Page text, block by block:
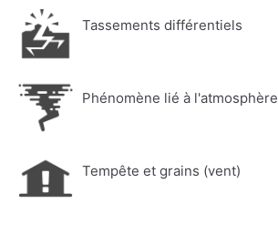
Tassements différentiels
Phénomène lié à l'atmosphère
Tempête et grains (vent)